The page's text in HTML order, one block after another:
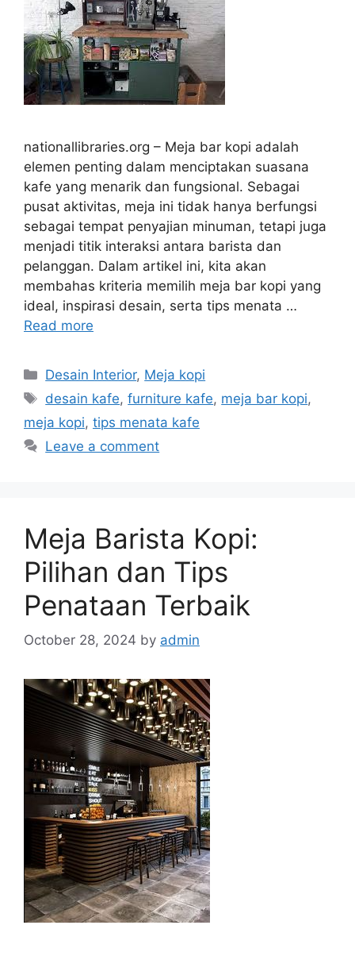
nationallibraries.org – Meja bar kopi adalah
elemen penting dalam menciptakan suasana
kafe yang menarik dan fungsional. Sebagai
pusat aktivitas, meja ini tidak hanya berfungsi
sebagai tempat penyajian minuman, tetapi juga
menjadi titik interaksi antara barista dan
pelanggan. Dalam artikel ini, kita akan
membahas kriteria memilih meja bar kopi yang
ideal, inspirasi desain, serta tips menata …
Read more
Categories
Desain Interior, Meja kopi
Tags
desain kafe,furniture kafe, meja bar kopi,
meja kopi, tips menata kafe
Leave a comment
Meja Barista Kopi:
Pilihan dan Tips
Penataan Terbaik
October 28, 2024 by admin